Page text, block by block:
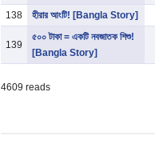
138
হীরার আংটি! [Bangla Story]
139
৫০০ টাকা = একটি নবজাতক শিশু!
[Bangla Story]
4609 reads